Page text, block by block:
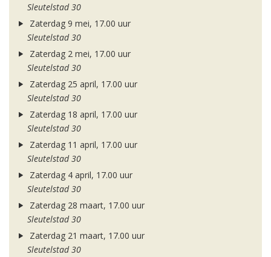
Sleutelstad 30
Zaterdag 9 mei, 17.00 uur
Sleutelstad 30
Zaterdag 2 mei, 17.00 uur
Sleutelstad 30
Zaterdag 25 april, 17.00 uur
Sleutelstad 30
Zaterdag 18 april, 17.00 uur
Sleutelstad 30
Zaterdag 11 april, 17.00 uur
Sleutelstad 30
Zaterdag 4 april, 17.00 uur
Sleutelstad 30
Zaterdag 28 maart, 17.00 uur
Sleutelstad 30
Zaterdag 21 maart, 17.00 uur
Sleutelstad 30